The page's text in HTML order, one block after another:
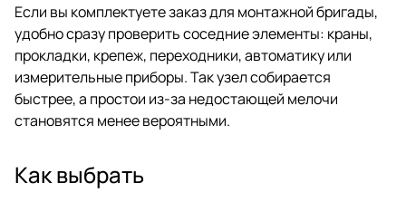
Если вы комплектуете заказ для монтажной бригады,
удобно сразу проверить соседние элементы: краны,
прокладки, крепеж, переходники, автоматику или
измерительные приборы. Так узел собирается
быстрее, а простои из-за недостающей мелочи
становятся менее вероятными.
Как выбрать